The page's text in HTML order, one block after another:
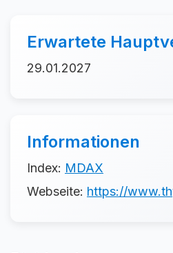
Erwartete
29.01.2027
Informationen
Index: MDAX
Webseite: https://